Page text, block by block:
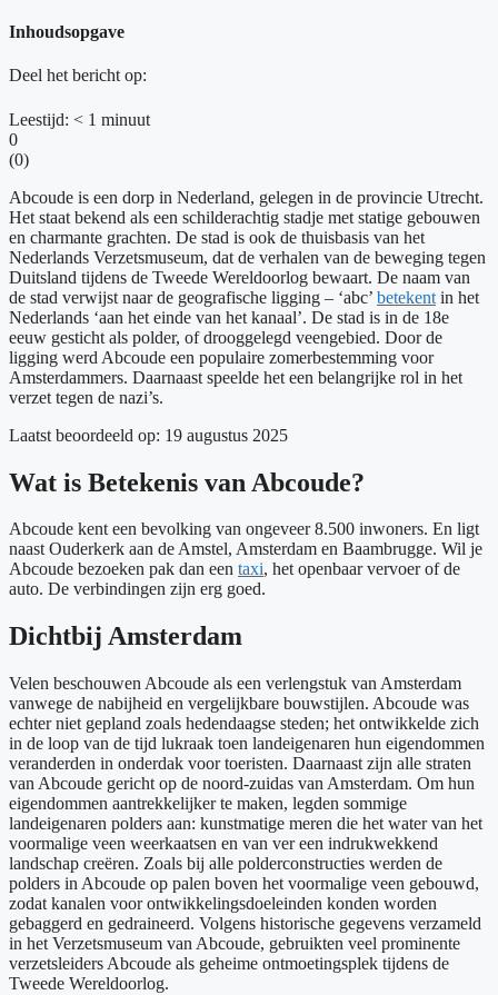
Inhoudsopgave
Deel het bericht op:
Leestijd: < 1 minuut
0
(0)
Abcoude is een dorp in Nederland, gelegen in de provincie Utrecht.
Het staat bekend als een schilderachtig stadje met statige gebouwen
en charmante grachten. De stad is ook de thuisbasis van het
Nederlands Verzetsmuseum, dat de verhalen van de beweging tegen
Duitsland tijdens de Tweede Wereldoorlog bewaart. De naam van
de stad verwijst naar de geografische ligging – ‘abc’ betekent in het
Nederlands ‘aan het einde van het kanaal’. De stad is in de 18e
eeuw gesticht als polder, of drooggelegd veengebied. Door de
ligging werd Abcoude een populaire zomerbestemming voor
Amsterdammers. Daarnaast speelde het een belangrijke rol in het
verzet tegen de nazi’s.
Laatst beoordeeld op: 19 augustus 2025
Wat is Betekenis van Abcoude?
Abcoude kent een bevolking van ongeveer 8.500 inwoners. En ligt
naast Ouderkerk aan de Amstel, Amsterdam en Baambrugge. Wil je
Abcoude bezoeken pak dan een taxi, het openbaar vervoer of de
auto. De verbindingen zijn erg goed.
Dichtbij Amsterdam
Velen beschouwen Abcoude als een verlengstuk van Amsterdam
vanwege de nabijheid en vergelijkbare bouwstijlen. Abcoude was
echter niet gepland zoals hedendaagse steden; het ontwikkelde zich
in de loop van de tijd lukraak toen landeigenaren hun eigendommen
veranderden in onderdak voor toeristen. Daarnaast zijn alle straten
van Abcoude gericht op de noord-zuidas van Amsterdam. Om hun
eigendommen aantrekkelijker te maken, legden sommige
landeigenaren polders aan: kunstmatige meren die het water van het
voormalige veen weerkaatsen en van ver een indrukwekkend
landschap creëren. Zoals bij alle polderconstructies werden de
polders in Abcoude op palen boven het voormalige veen gebouwd,
zodat kanalen voor ontwikkelingsdoeleinden konden worden
gebaggerd en gedraineerd. Volgens historische gegevens verzameld
in het Verzetsmuseum van Abcoude, gebruikten veel prominente
verzetsleiders Abcoude als geheime ontmoetingsplek tijdens de
Tweede Wereldoorlog.